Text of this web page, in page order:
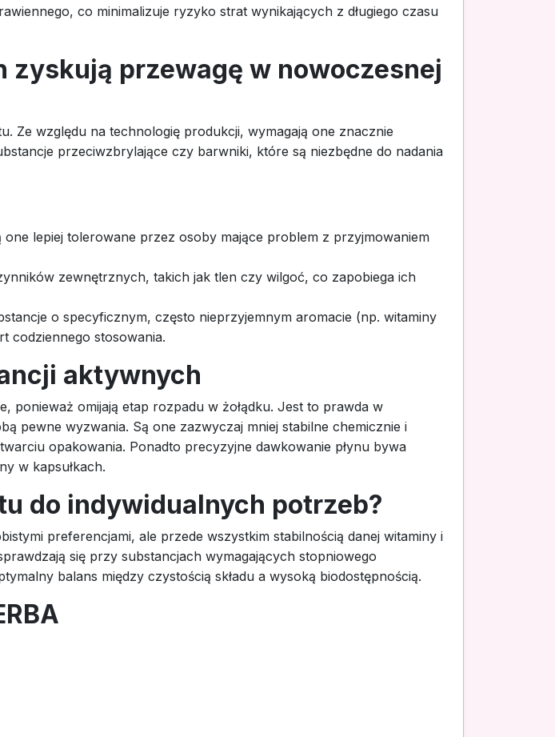
co minimalizuje ryzyko strat wynikających z długiego czasu
zyskują przewagę w nowoczesnej
Ze względu na technologię produkcji, wymagają one znacznie
przeciwzbrylające czy barwniki, które są niezbędne do nadania
lepiej tolerowane przez osoby mające problem z przyjmowaniem
zewnętrznych, takich jak tlen czy wilgoć, co zapobiega ich
o specyficznym, często nieprzyjemnym aromacie (np. witaminy
codziennego stosowania.
aktywnych
ponieważ omijają etap rozpadu w żołądku. Jest to prawda w
pewne wyzwania. Są one zazwyczaj mniej stabilne chemicznie i
opakowania. Ponadto precyzyjne dawkowanie płynu bywa
w kapsułkach.
do indywidualnych potrzeb?
preferencjami, ale przede wszystkim stabilnością danej witaminy i
się przy substancjach wymagających stopniowego
balans między czystością składu a wysoką biodostępnością.